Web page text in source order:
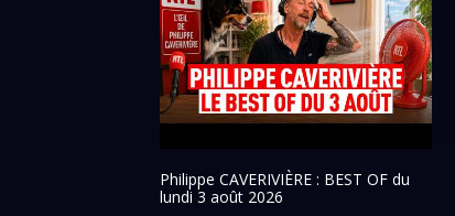
Philippe CAVERIVIÈRE : BEST OF du
lundi 3 août 2026